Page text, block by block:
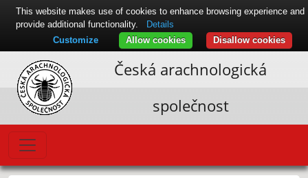
Česká arachnologická
společnost
This website makes use of cookies to enhance browsing experience and
provide additional functionality.
Details
Disallow cookies
Allow cookies
Customize